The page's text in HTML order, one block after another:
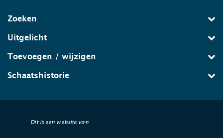
Zoeken
Uitgelicht
Toevoegen / wijzigen
Schaatshistorie
Dit is een website van